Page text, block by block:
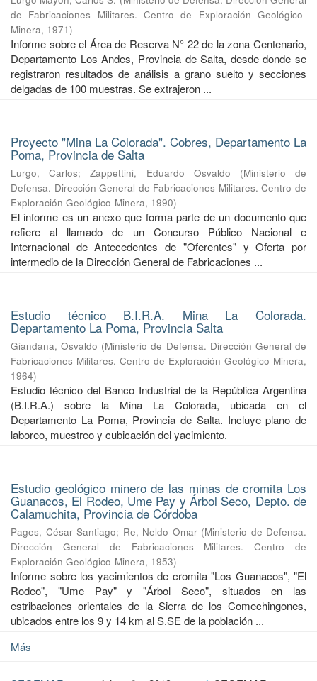
de Fabricaciones Militares. Centro de Exploración Geológico-
Minera, 1971)
Informe sobre el Área de Reserva N° 22 de la zona Centenario,
Departamento Los Andes, Provincia de Salta, desde donde se
registraron resultados de análisis a grano suelto y secciones
delgadas de 100 muestras. Se extrajeron ...
Proyecto "Mina La Colorada". Cobres, Departamento La
Poma, Provincia de Salta
Lurgo, Carlos;Zappettini, Eduardo Osvaldo (Ministerio de
Defensa. Dirección General de Fabricaciones Militares. Centro de
Exploración Geológico-Minera, 1990)
El informe es un anexo que forma parte de un documento que
refiere al llamado de un Concurso Público Nacional e
Internacional de Antecedentes de "Oferentes" y Oferta por
intermedio de la Dirección General de Fabricaciones ...
Estudio técnico B.I.R.A. Mina La Colorada.
Departamento La Poma, Provincia Salta
Giandana, Osvaldo (Ministerio de Defensa. Dirección General de
Fabricaciones Militares. Centro de Exploración Geológico-Minera,
1964)
Estudio técnico del Banco Industrial de la República Argentina
(B.I.R.A.) sobre la Mina La Colorada, ubicada en el
Departamento La Poma, Provincia de Salta. Incluye plano de
laboreo, muestreo y cubicación del yacimiento.
Estudio geológico minero de las minas de cromita Los
Guanacos, El Rodeo, Ume Pay y Árbol Seco, Depto. de
Calamuchita, Provincia de Córdoba
Pages, César Santiago; Re, Neldo Omar (Ministerio de Defensa.
Dirección General de Fabricaciones Militares. Centro de
Exploración Geológico-Minera, 1953)
Informe sobre los yacimientos de cromita "Los Guanacos", "El
Rodeo", "Ume Pay" y "Árbol Seco", situados en las
estribaciones orientales de la Sierra de los Comechingones,
ubicados entre los 9 y 14 km al S.SE de la población ...
Más